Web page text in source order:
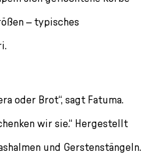
– typisches
oder Brot“, sagt Fatuma.
wir sie.“ Hergestellt
und Gerstenstängeln.